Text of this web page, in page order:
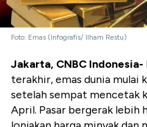
Foto: Emas (Infografis/ Ilham Restu)
Jakarta, CNBC Indonesia-
terakhir, emas dunia mulai
setelah sempat mencetak
April. Pasar bergerak lebih